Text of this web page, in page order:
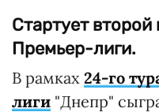
Стартует второй
Премьер-лиги.
В рамках 24-го
лиги "Днепр"